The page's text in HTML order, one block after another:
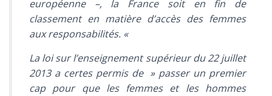
européenne –, la France soit en fin de
classement en matière d’accès des femmes
aux responsabilités. «
La loi sur l’enseignement supérieur du 22 juillet
2013 a certes permis de » passer un premier
cap pour que les femmes et les hommes